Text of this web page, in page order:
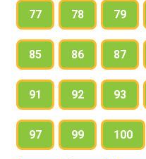
77 78 79
85 86 87
91 92 93
97 99 100